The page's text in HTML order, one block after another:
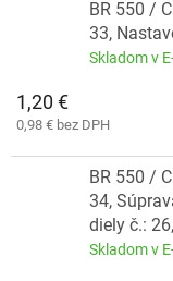
BR 550 /
33,
Skladom v
1,20 €
0,98 € bez DPH
BR 550 /
34,
diely č.:
Skladom v